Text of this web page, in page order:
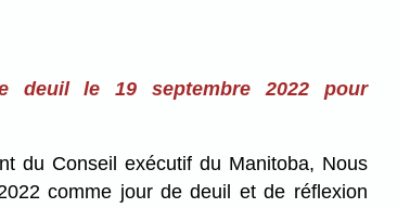
deuil le 19 septembre 2022 pour
du Conseil exécutif du Manitoba, Nous
comme jour de deuil et de réflexion